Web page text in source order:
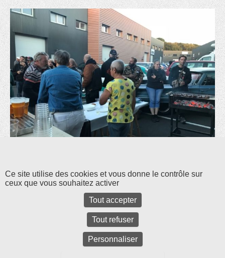
Ce site utilise des cookies et vous donne le contrôle sur
ceux que vous souhaitez activer
Tout accepter
Tout refuser
Personnaliser